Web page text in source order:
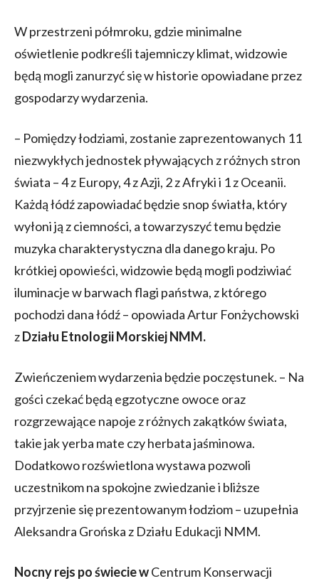
W przestrzeni półmroku, gdzie minimalne
oświetlenie podkreśli tajemniczy klimat, widzowie
będą mogli zanurzyć się w historie opowiadane przez
gospodarzy wydarzenia.
– Pomiędzy łodziami, zostanie zaprezentowanych 11
niezwykłych jednostek pływających z różnych stron
świata – 4 z Europy, 4 z Azji, 2 z Afryki i 1 z Oceanii.
Każdą łódź zapowiadać będzie snop światła, który
wyłoni ją z ciemności, a towarzyszyć temu będzie
muzyka charakterystyczna dla danego kraju. Po
krótkiej opowieści, widzowie będą mogli podziwiać
iluminacje w barwach flagi państwa, z którego
pochodzi dana łódź – opowiada Artur Fonżychowski
zDziału Etnologii Morskiej NMM.
Zwieńczeniem wydarzenia będzie poczęstunek. – Na
gości czekać będą egzotyczne owoce oraz
rozgrzewające napoje z różnych zakątków świata,
takie jak yerba mate czy herbata jaśminowa.
Dodatkowo rozświetlona wystawa pozwoli
uczestnikom na spokojne zwiedzanie i bliższe
przyjrzenie się prezentowanym łodziom – uzupełnia
Aleksandra Grońska z Działu Edukacji NMM.
Nocny rejs po świecie wCentrum Konserwacji